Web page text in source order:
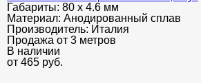
Габариты: 80 х 4.6 мм
Материал: Анодированный сплав
Производитель: Италия
Продажа от 3 метров
В наличии
от 465 руб.